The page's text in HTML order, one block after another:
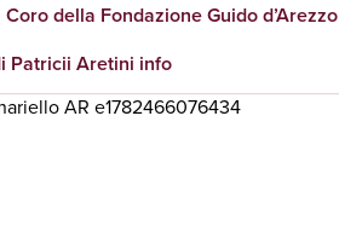
Coro della Fondazione Guido d’Arezzo
Patricii Aretini info